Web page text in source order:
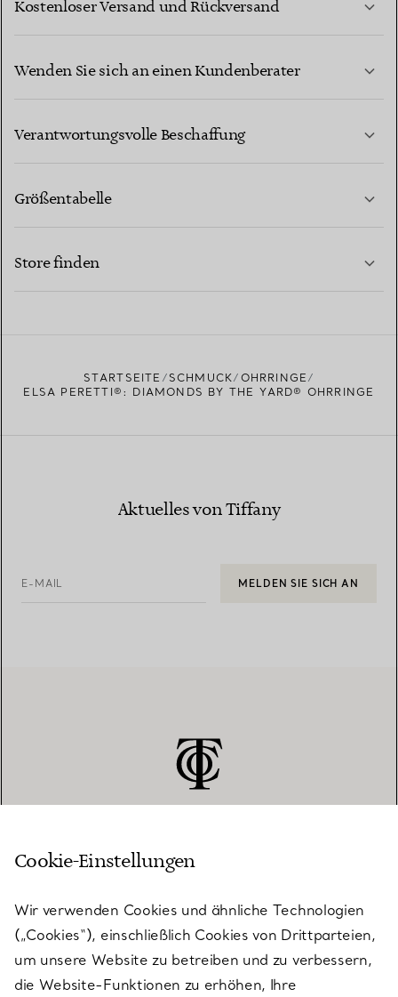
Kostenloser Versand und Rückversand
Wenden Sie sich an einen Kundenberater
Verantwortungsvolle Beschaffung
Größentabelle
Store finden
STARTSEITE SCHMUCK
OHRRINGE
ELSA PERETTI®: DIAMONDS BY THE YARD® OHRRINGE
Aktuelles von Tiffany
E-MAIL MELDEN SIE SICH AN
KUNDENSERVICE
SERVICES
Cookie-Einstellungen
Wir verwenden Cookies und ähnliche Technologien
(„Cookies“), einschließlich Cookies von Drittparteien,
um unsere Website zu betreiben und zu verbessern,
die Website-Funktionen zu erhöhen, Ihre